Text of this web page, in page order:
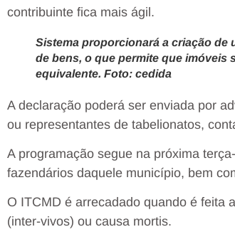
contribuinte fica mais ágil.
Sistema proporcionará a criação de
de bens, o que permite que imóveis
equivalente. Foto: cedida
A declaração poderá ser enviada por
ou representantes de tabelionatos,
A programação segue na próxima
fazendários daquele município, bem
O ITCMD é arrecadado quando é feita
(inter-vivos) ou causa mortis.